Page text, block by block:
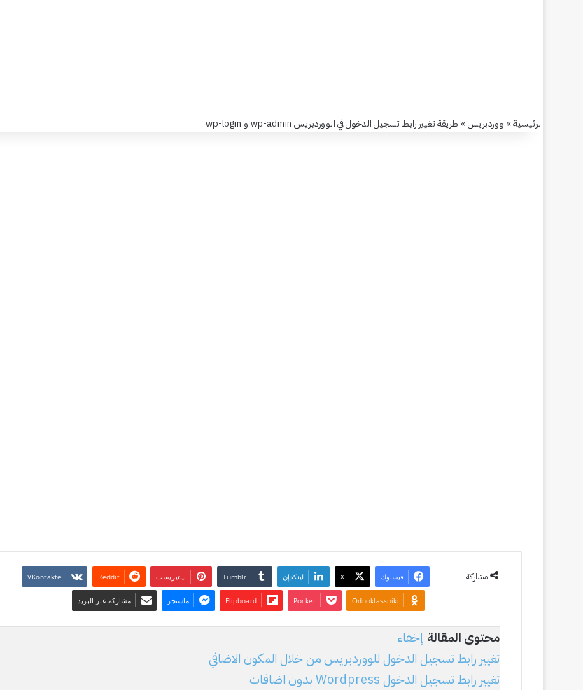
الرئيسية» ووردبريس» طريقة تغيير رابط تسجيل الدخول في الووردبريس wp-admin و wp-login
في
مشاركة فيسبوك ‫X لينكدإن ‏Tumblr بينتيريست ‏Reddit
Odnoklassniki
‫Pocket
Flipboard ماسنجر مشاركة عبر البريد
محتوى المقالة إخفاء
تغيير رابط تسجيل الدخول للووردبريس من خلال المكون الاضافي
تغيير رابط تسجيل الدخول Wordpress بدون اضافات